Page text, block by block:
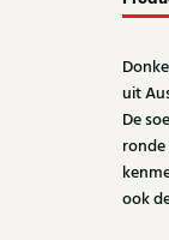
uit
De
ook